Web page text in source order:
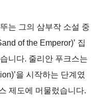
는 그의 삼부작 소설 중
of the Emperor)’ 집
니다. 줄리안 푸크스는
’을 시작하는 단계였
제도에 머물렀습니다.